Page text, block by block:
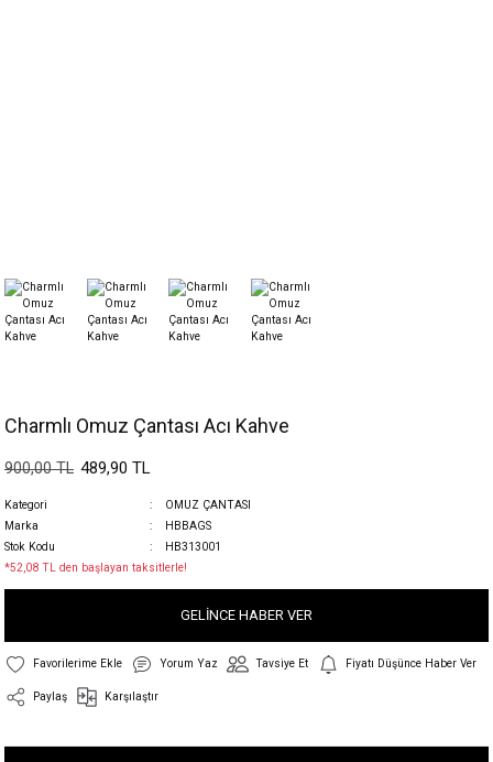
Charmlı Omuz Çantası Acı Kahve
900,00 TL 489,90 TL
Kategori
OMUZ ÇANTASI
Marka
HBBAGS
Stok Kodu
HB313001
*52,08 TL den başlayan taksitlerle!
GELİNCE HABER VER
Yorum Yaz Tavsiye Et Fiyatı Düşünce Haber Ver
Paylaş Karşılaştır